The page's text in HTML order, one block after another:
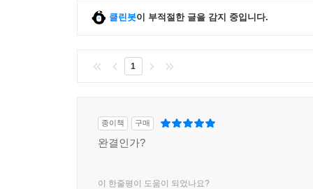
클린봇이 부적절한 글을 감지 중입니다.
1
종이책 구매
완결인가?
이 한줄평이 도움이 되었나요?